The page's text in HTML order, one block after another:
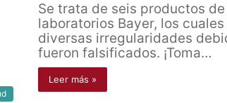
Se trata de seis productos de
laboratorios Bayer, los
diversas irregularidades
fueron falsificados. ¡Toma…
Leer más »